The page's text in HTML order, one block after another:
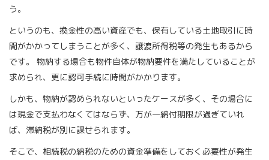
う。
というのも、換金性の高い資産でも、保有している土地取引に時
間がかかってしまうことが多く、譲渡所得税等の発生もあるから
です。 物納する場合も物件自体が物納要件を満たしていることが
求められ、更に認可手続に時間がかかります。
しかも、物納が認められないといったケースが多く、その場合に
は現金で支払わなくてはならず、万が一納付期限が過ぎていれ
ば、滞納税が別に課せられます。
そこで、相続税の納税のための資金準備をしておく必要性が発生